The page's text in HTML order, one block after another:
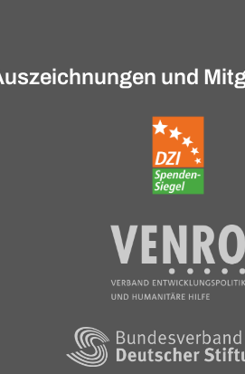
und